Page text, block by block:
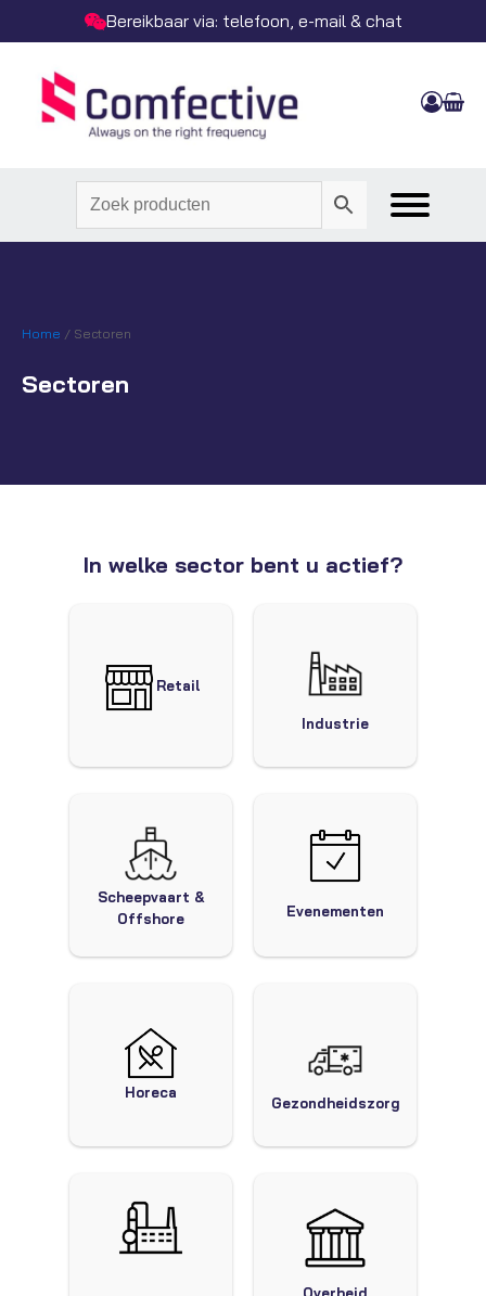
Bereikbaar via: telefoon, e-mail & chat
Home / Sectoren
Sectoren
In welke sector bent u actief?
Retail
Industrie
Scheepvaart &
Offshore
Evenementen
Horeca
Gezondheidszorg